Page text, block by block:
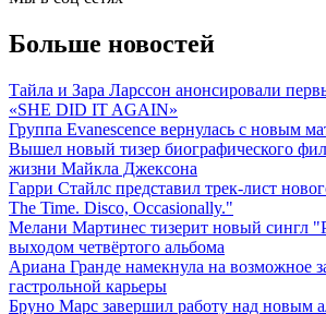
Больше новостей
Тайла и Зара Ларссон анонсировали
«SHE DID IT AGAIN»
Группа Evanescence вернулась с новым
Вышел новый тизер биографического
жизни Майкла Джексона
Гарри Стайлс представил трек-лист
The Time. Disco, Occasionally."
Мелани Мартинес тизерит новый сингл
выходом четвёртого альбома
Ариана Гранде намекнула на возможное
гастрольной карьеры
Бруно Марс завершил работу над новым